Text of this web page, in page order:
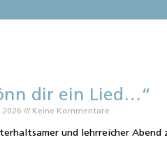
dir ein Lied…“
2026 Keine Kommentare
und lehrreicher Abend